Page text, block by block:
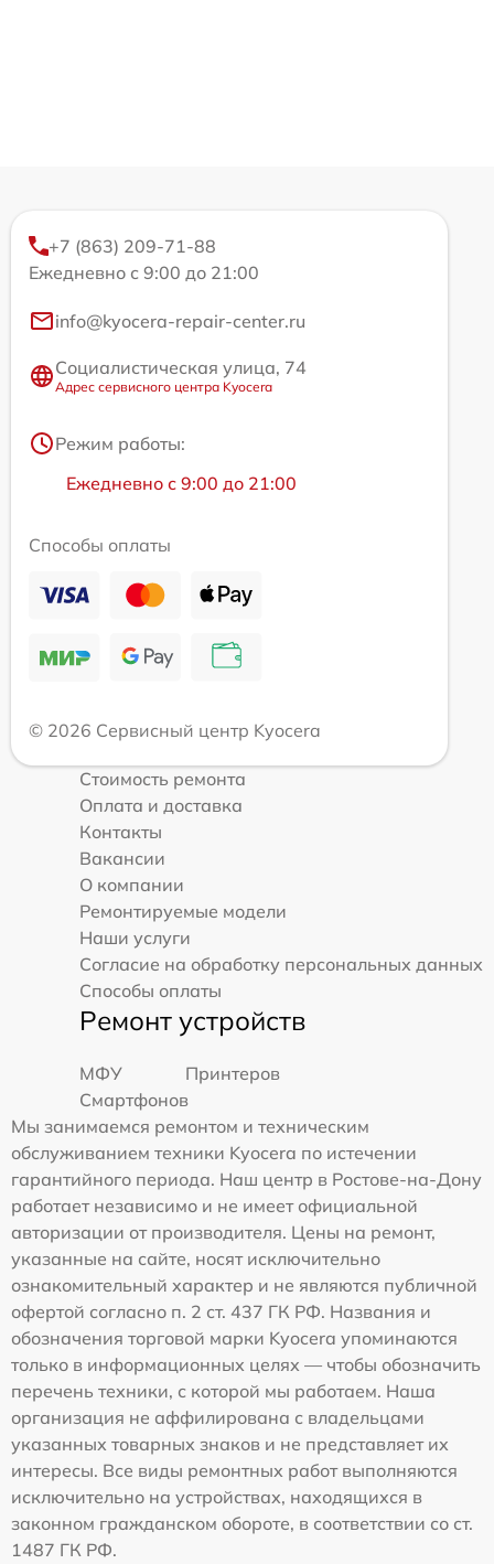
+7 (863) 209-71-88
Ежедневно с 9:00 до 21:00
info@kyocera-repair-center.ru
Социалистическая улица, 74
Адрес сервисного центра Kyocera
Режим работы:
Ежедневно с 9:00 до 21:00
Способы оплаты
© 2026 Сервисный центр Kyocera
Стоимость ремонта
Оплата и доставка
Контакты
Вакансии
О компании
Ремонтируемые модели
Наши услуги
Согласие на обработку персональных данных
Способы оплаты
Ремонт устройств
МФУ
Принтеров
Смартфонов
Мы занимаемся ремонтом и техническим
обслуживанием техники Kyocera по истечении
гарантийного периода. Наш центр в Ростове-на-Дону
работает независимо и не имеет официальной
авторизации от производителя. Цены на ремонт,
указанные на сайте, носят исключительно
ознакомительный характер и не являются публичной
офертой согласно п. 2 ст. 437 ГК РФ. Названия и
обозначения торговой марки Kyocera упоминаются
только в информационных целях — чтобы обозначить
перечень техники, с которой мы работаем. Наша
организация не аффилирована с владельцами
указанных товарных знаков и не представляет их
интересы. Все виды ремонтных работ выполняются
исключительно на устройствах, находящихся в
законном гражданском обороте, в соответствии со ст.
1487 ГК РФ.